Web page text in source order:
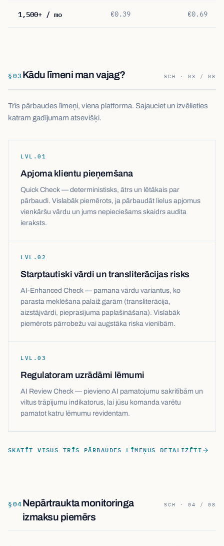
1,500+ / mo €0.39 €0.69
§03 Kādu līmeni man vajag? SCH · 03 / 08
Trīs pārbaudes līmeņi, viena platforma. Sajauciet un izvēlieties
katram gadījumam atsevišķi.
LVL.01
Apjoma klientu pieņemšana
Quick Check — deterministisks, ātrs un lētākais par
pārbaudi. Vislabāk piemērots, ja pārbaudāt lielus apjomus
vienkāršu vārdu un jums nepieciešams skaidrs audita
ieraksts.
LVL.02
Starptautiski vārdi un transliterācijas risks
AI-Enhanced Check — pamana vārdu variantus, ko
parasta meklēšana palaiž garām (transliterācija,
aizstājvārdi, pieprasījuma paplašināšana). Vislabāk
piemērots pārrobežu vai augstāka riska vienībām.
LVL.03
Regulatoram uzrādāmi lēmumi
AI Review Check — pievieno AI pamatojumu sakritībām un
viltus trāpījumu indikatorus, lai jūsu komanda varētu
pamatot katru lēmumu revidentam.
SKATĪT VISUS TRĪS PĀRBAUDES LĪMEŅUS DETALIZĒTI
§04Nepārtraukta monitoringa
izmaksu piemērs
SCH · 04 / 08